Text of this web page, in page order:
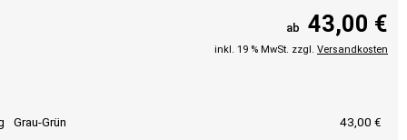
ab 43,00 €
inkl. 19 % MwSt. zzgl. Versandkosten
Grau-Grün 43,00 €